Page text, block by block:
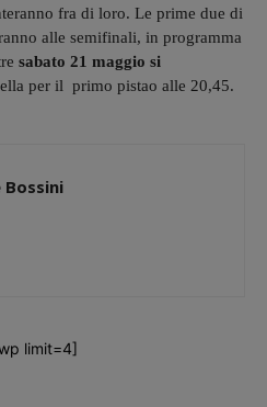
fra di loro. Le prime due di
alle semifinali, in programma
sabato 21 maggio si
per il primo pistao alle 20,45.
Bossini
limit=4]